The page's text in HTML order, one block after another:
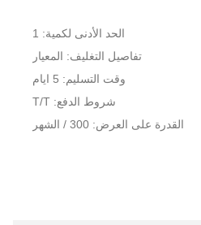
الحد الأدنى لكمية: 1
تفاصيل التغليف: المعيار
وقت التسليم: 5 ايام
شروط الدفع: T/T
القدرة على العرض: 300 / الشهر